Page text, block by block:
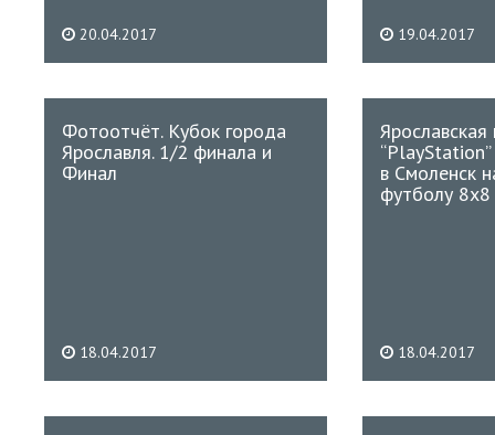
20.04.2017 19.04.2017
Фотоотчёт. Кубок города
Ярославля. 1/2 финала и
Финал
18.04.2017
в Смоленск
футболу 8х8
18.04.2017